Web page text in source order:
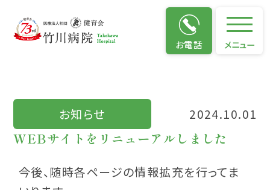
お電話 メニュー
お知らせ
お知らせ 2024.10.01
WEBサイトをリニューアルしました
今後、随時各ページの情報拡充を行ってま